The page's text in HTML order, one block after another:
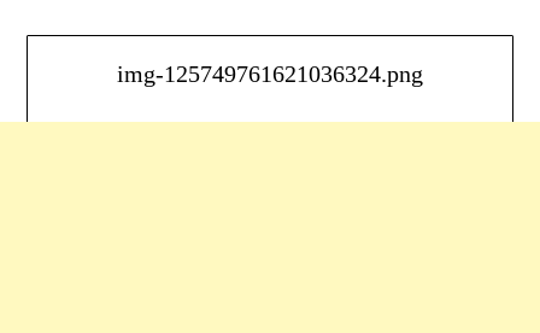
img-125749761621036324.png